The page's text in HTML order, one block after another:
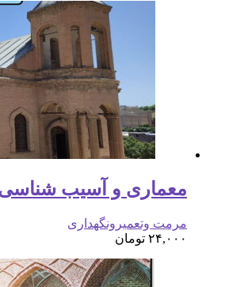
معماری و آسیب
مرمت وتعمیرونگهداری
۲۴,۰۰۰ تومان